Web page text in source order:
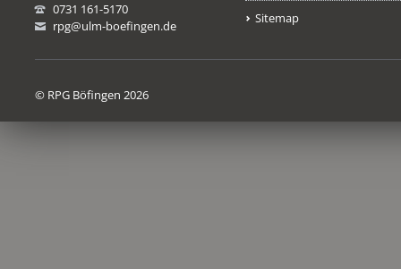
0731 161-5170
rpg@ulm-boefingen.de
Sitemap
© RPG Böfingen 2026